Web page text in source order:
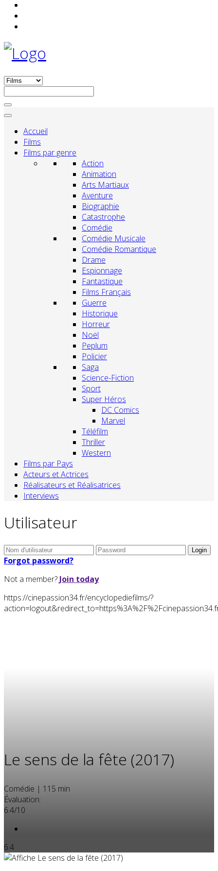
Accueil
Films
Films par genre
Action
Animation
Arts Martiaux
Aventure
Biographie
Catastrophe
Comédie
Comédie Musicale
Comédie Romantique
Drame
Espionnage
Fantastique
Films Français
Guerre
Historique
Horreur
Noël
Peplum
Policier
Saga
Science-Fiction
Sport
Super Héros
DC Comics
Marvel
Téléfilm
Thriller
Western
Films par Pays
Acteurs et Actrices
Réalisateurs et Réalisatrices
Interviews
Utilisateur
Forgot password?
Not a member? Join today
https://cinepassion34.fr/encyclopediefilms/?
Le sens de la fête (2017)
Comédie | 115 min
Évaluation:
6.4/10
6.4